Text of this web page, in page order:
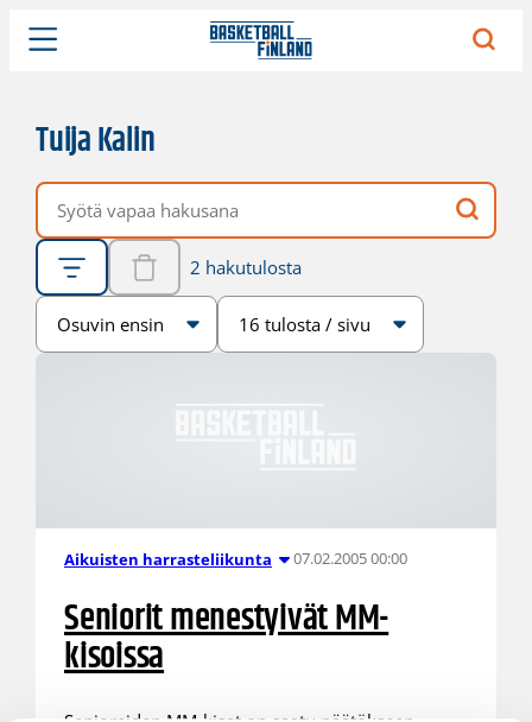
Tuija Kalin
Vapaa hakusana
2 hakutulosta
Järjestys
Sivukoko
Aikuisten harrasteliikunta 07.02.2005 00:00
Seniorit menestyivät MM-
kisoissa